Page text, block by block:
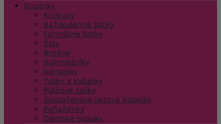
Doplnky
Klobúky
Každodenné šatky
Formálne šatky
Šály
Brošne
Náhrdelníky
Náramky
Tašky a kabelky
Plážové tašky
Spoločenské listové kabelky
Peňaženky
Dámske opasky